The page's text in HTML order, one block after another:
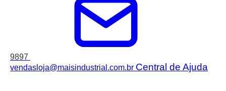
9897
vendasloja@maisindustrial.com.br Central de Ajuda